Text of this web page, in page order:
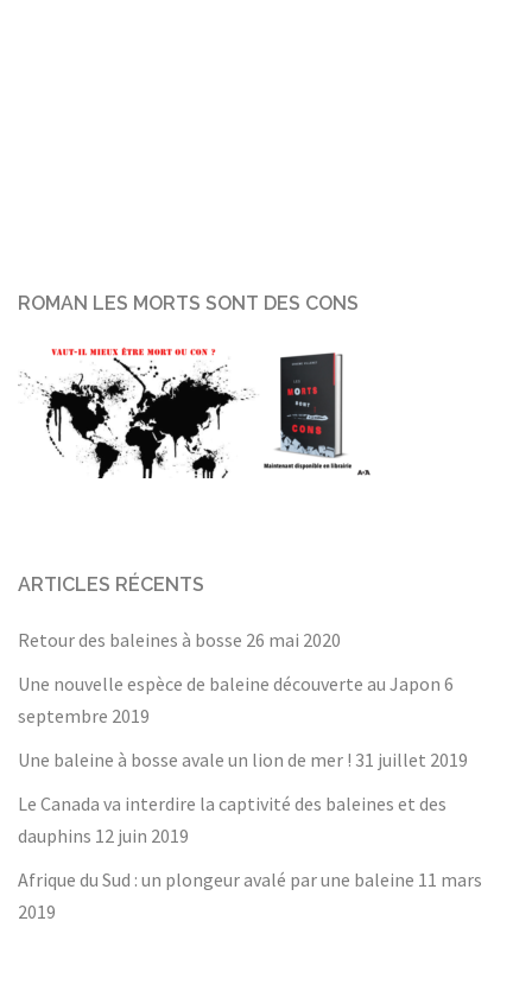
ROMAN LES MORTS SONT DES CONS
ARTICLES RÉCENTS
Retour des baleines à bosse 26 mai 2020
Une nouvelle espèce de baleine découverte au Japon 6
septembre 2019
Une baleine à bosse avale un lion de mer ! 31 juillet 2019
Le Canada va interdire la captivité des baleines et des
dauphins 12 juin 2019
Afrique du Sud : un plongeur avalé par une baleine 11 mars
2019